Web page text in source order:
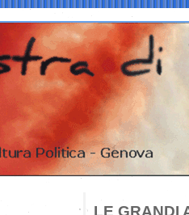
LE GRANDI